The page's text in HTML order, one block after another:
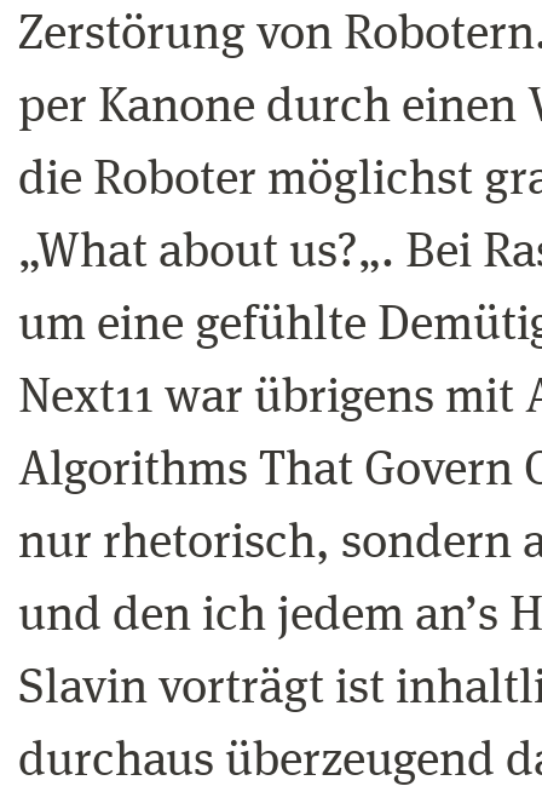
Zerstörung von
per Kanone durch einen
die Roboter möglichst
„What about us?„. Bei
um eine gefühlte
Next11 war übrigens mit
Algorithms That Govern
nur rhetorisch, sondern
und den ich jedem an’s
Slavin vorträgt ist
durchaus überzeugend